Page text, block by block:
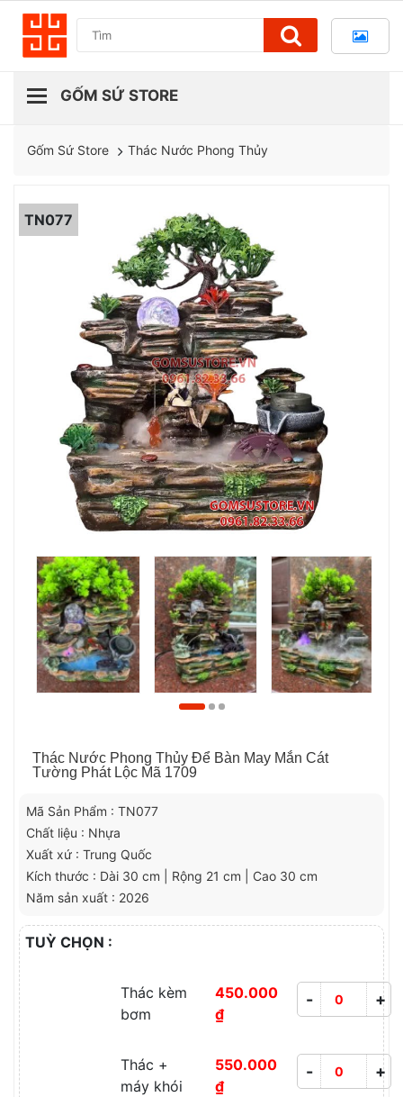
Gốm Sứ Store Thác Nước Phong Thủy
TN077
Thác Nước Phong Thủy Để Bàn May Mắn Cát
Tường Phát Lộc Mã 1709
Mã Sản Phẩm : TN077
Chất liệu : Nhựa
Xuất xứ : Trung Quốc
Kích thước : Dài 30 cm | Rộng 21 cm | Cao 30 cm
Năm sản xuất : 2026
TUỲ CHỌN :
Thác kèm
bơm
450.000
₫
- +
Thác +
máy khói
550.000
₫
- +